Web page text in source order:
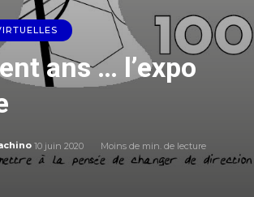
ans … l’expo
10 juin 2020 Moins de min. de lecture